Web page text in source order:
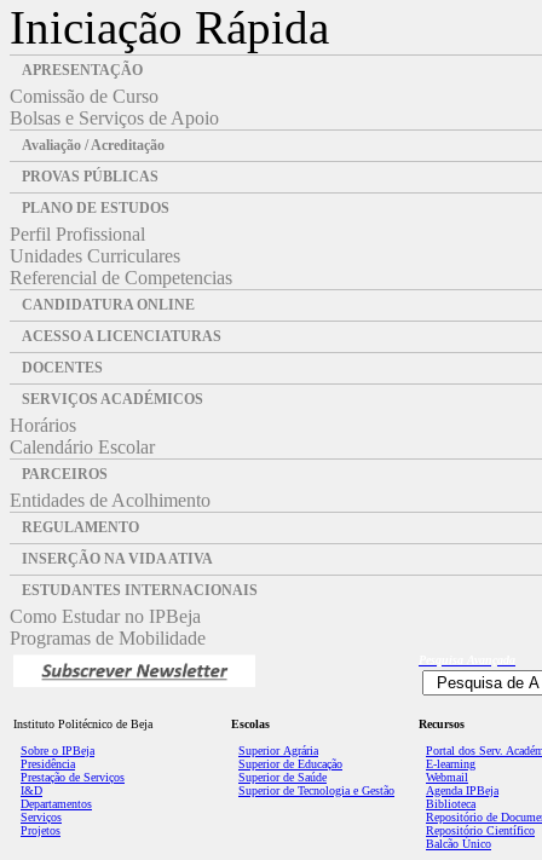
Iniciação Rápida
APRESENTAÇÃO
Comissão de Curso
Bolsas e Serviços de Apoio
Avaliação / Acreditação
PROVAS PÚBLICAS
PLANO DE ESTUDOS
Perfil Profissional
Unidades Curriculares
Referencial de Competencias
CANDIDATURA ONLINE
ACESSO A LICENCIATURAS
DOCENTES
SERVIÇOS ACADÉMICOS
Horários
Calendário Escolar
PARCEIROS
Entidades de Acolhimento
REGULAMENTO
INSERÇÃO NA VIDA ATIVA
ESTUDANTES INTERNACIONAIS
Como Estudar no IPBeja
Programas de Mobilidade
Instituto Politécnico de Beja
Sobre o IPBeja
Presidência
Prestação de Serviços
I&D
Departamentos
Serviços
Projetos
Escolas
Superior Agrária
Superior de Educação
Superior de Saúde
Superior de Tecnologia e Gestão
Recursos
Portal dos Serv.
E-learning
Webmail
Agenda IPBeja
Biblioteca
Repositório de
Repositório Científico
Balcão Único